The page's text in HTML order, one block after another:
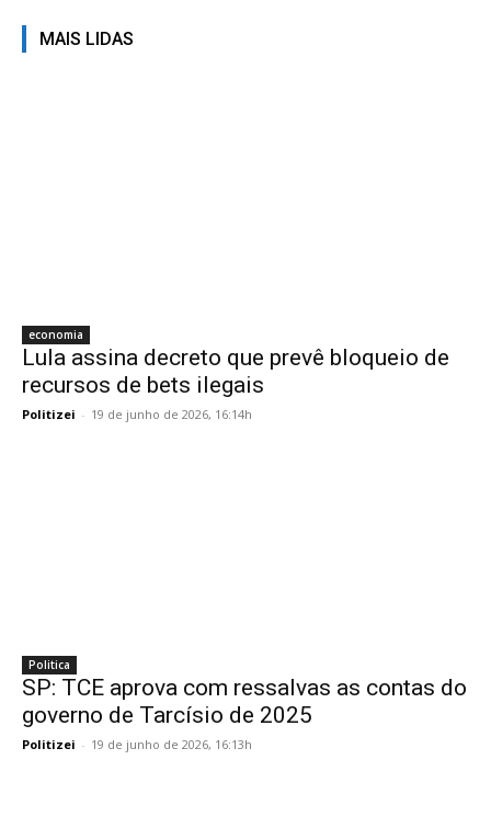
MAIS LIDAS
economia
Lula assina decreto que prevê bloqueio de
recursos de bets ilegais
Politizei - 19 de junho de 2026, 16:14h
Politica
SP: TCE aprova com ressalvas as contas do
governo de Tarcísio de 2025
Politizei - 19 de junho de 2026, 16:13h